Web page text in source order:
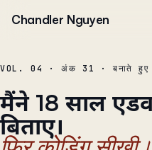
Chandler Nguyen
VOL. 04 · अंक 31 · बनाते हुए
मैंने 18 साल
बिताए।